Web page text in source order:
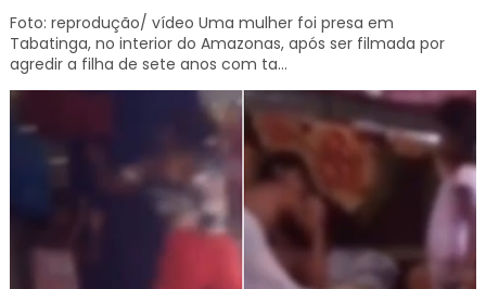
Foto: reprodução/ vídeo Uma mulher foi presa em
Tabatinga, no interior do Amazonas, após ser filmada por
agredir a filha de sete anos com ta...